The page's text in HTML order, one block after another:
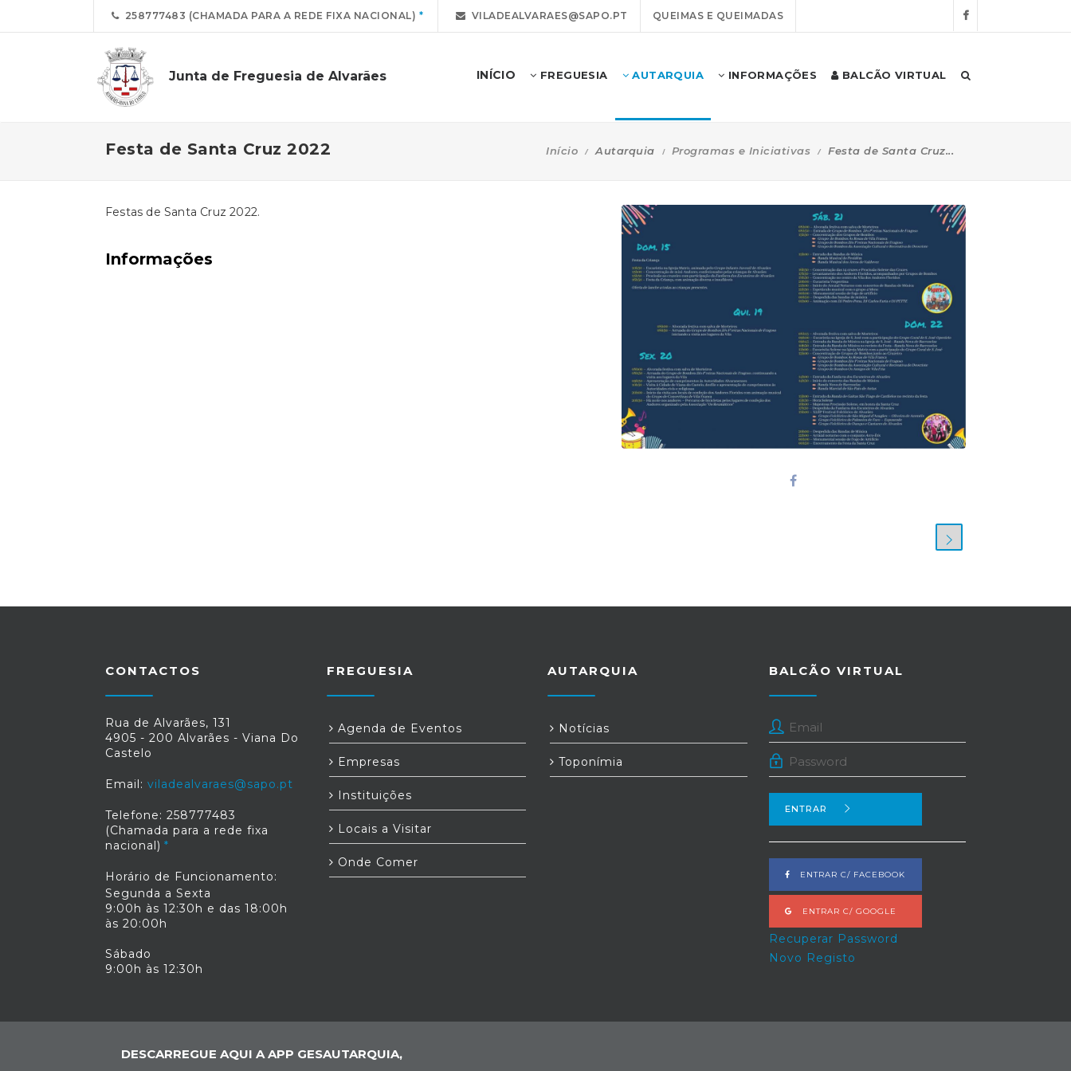
258777483 (CHAMADA PARA A REDE FIXA NACIONAL) VILADEALVARAES@SAPO.PT QUEIMAS E QUEIMADAS
Junta de Freguesia de Alvarães INÍCIO FREGUESIA AUTARQUIA INFORMAÇÕES BALCÃO VIRTUAL
Festa de Santa Cruz 2022 Início Autarquia Programas e Iniciativas Festa de Santa Cruz...
Festas de Santa Cruz 2022.
Informações
CONTACTOS
Rua de Alvarães, 131
4905 - 200 Alvarães - Viana Do
Castelo
Email: viladealvaraes@sapo.pt
Telefone: 258777483
(Chamada para a rede fixa
nacional)
Horário de Funcionamento:
Segunda a Sexta
9:00h às 12:30h e das 18:00h
às 20:00h
Sábado
9:00h às 12:30h
FREGUESIA
Agenda de Eventos
Empresas
Instituições
Locais a Visitar
Onde Comer
AUTARQUIA
Notícias
Toponímia
BALCÃO VIRTUAL
ENTRAR
ENTRAR C/ FACEBOOK
ENTRAR C/ GOOGLE
Recuperar Password
Novo Registo
DESCARREGUE AQUI A APP GESAUTARQUIA,